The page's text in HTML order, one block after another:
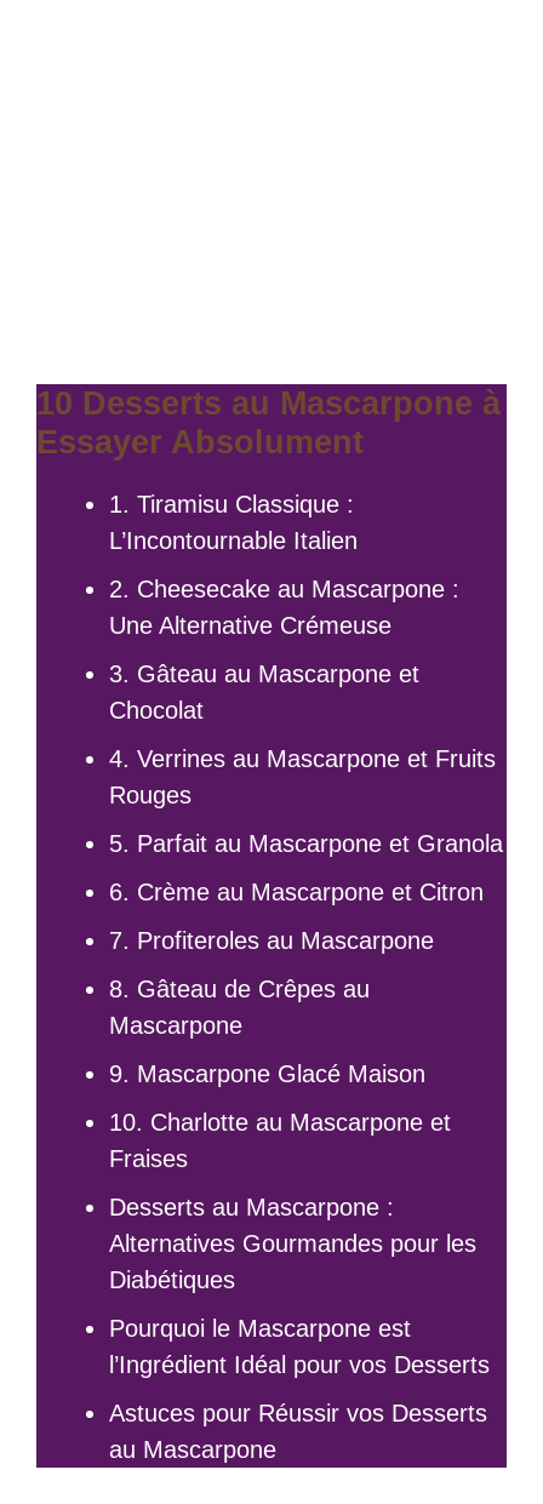
10 Desserts au Mascarpone à
Essayer Absolument
1. Tiramisu Classique :
L’Incontournable Italien
2. Cheesecake au Mascarpone :
Une Alternative Crémeuse
3. Gâteau au Mascarpone et
Chocolat
4. Verrines au Mascarpone et Fruits
Rouges
5. Parfait au Mascarpone et Granola
6. Crème au Mascarpone et Citron
7. Profiteroles au Mascarpone
8. Gâteau de Crêpes au
Mascarpone
9. Mascarpone Glacé Maison
10. Charlotte au Mascarpone et
Fraises
Desserts au Mascarpone :
Alternatives Gourmandes pour les
Diabétiques
Pourquoi le Mascarpone est
l’Ingrédient Idéal pour vos Desserts
Astuces pour Réussir vos Desserts
au Mascarpone